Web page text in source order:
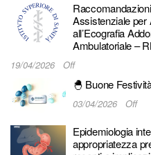
Assistenziale
all’Ecografia
Ambulatoriale –
19/04/2026 Off
🐣 Buone
03/04/2026 Off
Epidemiologia
appropriatezza